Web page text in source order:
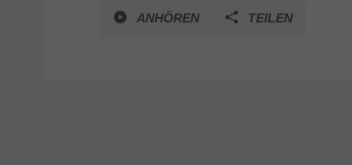
ANHÖREN TEILEN